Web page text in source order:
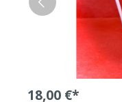
18,00 €*